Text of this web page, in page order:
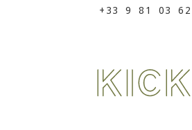
+33 9 81 03